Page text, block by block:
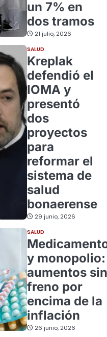
un 7% en
dos tramos
21 julio, 2026
SALUD
Kreplak
defendió el
IOMA y
presentó
dos
proyectos
para
reformar el
sistema de
salud
bonaerense
29 junio, 2026
SALUD
y monopolio:
aumentos sin
freno por
encima de la
inflación
26 junio, 2026